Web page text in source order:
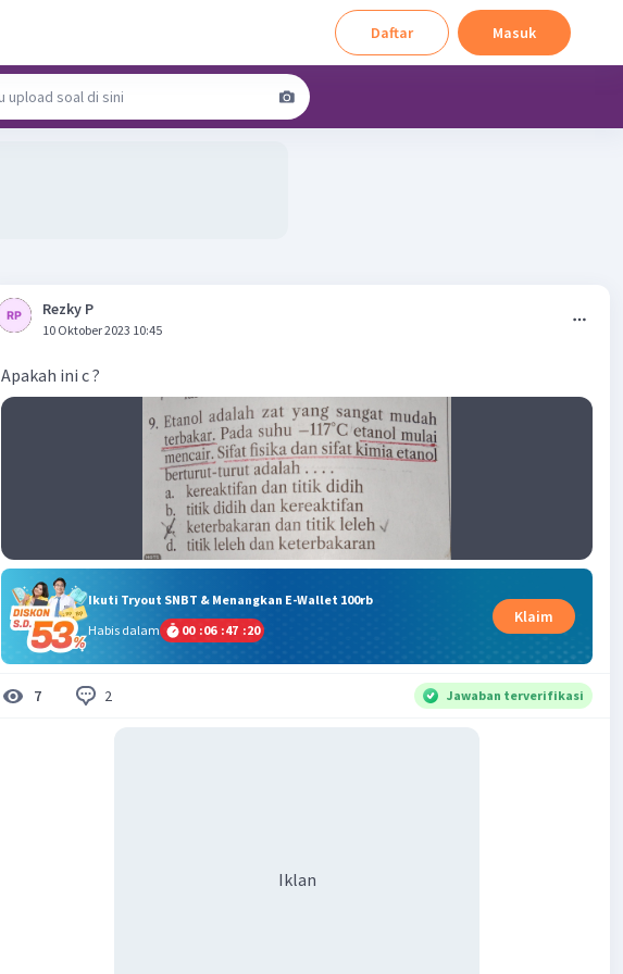
Daftar Masuk
Rezky P
10 Oktober 2023 10:45
Apakah ini c ?
Ikuti Tryout SNBT & Menangkan E-Wallet 100rb
Habis dalam
00 :06 :47 :20
Klaim
7 2 Jawaban terverifikasi
Iklan